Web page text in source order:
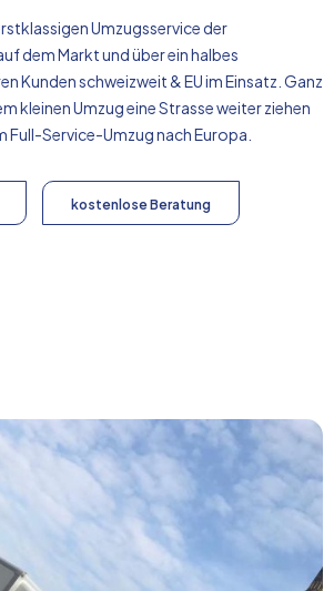
Umzugsservice der
dem Markt und über ein halbes
Kunden schweizweit & EU im Einsatz. Ganz
kleinen Umzug eine Strasse weiter ziehen
Full-Service-Umzug nachEuropa
kostenlose Beratung